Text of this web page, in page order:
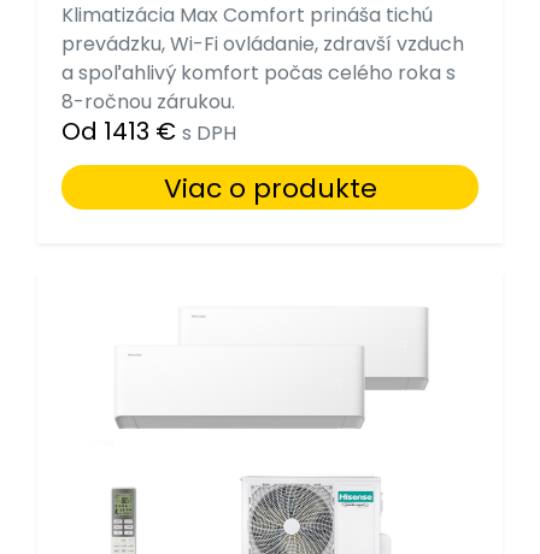
Klimatizácia Max Comfort prináša tichú
prevádzku, Wi-Fi ovládanie, zdravší vzduch
a spoľahlivý komfort počas celého roka s
8-ročnou zárukou.
Od 1413 € s DPH
Viac o produkte